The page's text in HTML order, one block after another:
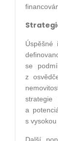
Úspěšné
se
z
strategie
a
s